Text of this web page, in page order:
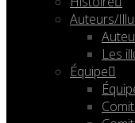
Auteurs/
Les
Équipe